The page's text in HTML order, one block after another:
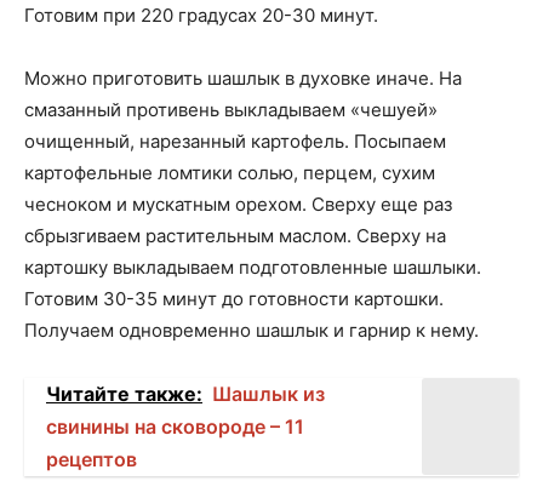
Готовим при 220 градусах 20-30 минут.
Можно приготовить шашлык в духовке иначе. На
смазанный противень выкладываем «чешуей»
очищенный, нарезанный картофель. Посыпаем
картофельные ломтики солью, перцем, сухим
чесноком и мускатным орехом. Сверху еще раз
сбрызгиваем растительным маслом. Сверху на
картошку выкладываем подготовленные шашлыки.
Готовим 30-35 минут до готовности картошки.
Получаем одновременно шашлык и гарнир к нему.
Читайте также: Шашлык из
свинины на сковороде – 11
рецептов